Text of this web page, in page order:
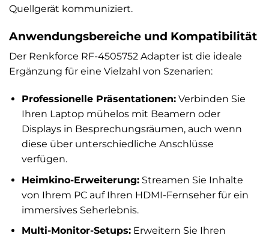
Quellgerät kommuniziert.
Anwendungsbereiche und Kompatibilität
Der Renkforce RF-4505752 Adapter ist die ideale
Ergänzung für eine Vielzahl von Szenarien:
Professionelle Präsentationen:Verbinden Sie
Ihren Laptop mühelos mit Beamern oder
Displays in Besprechungsräumen, auch wenn
diese über unterschiedliche Anschlüsse
verfügen.
Heimkino-Erweiterung:Streamen Sie Inhalte
von Ihrem PC auf Ihren HDMI-Fernseher für ein
immersives Seherlebnis.
Multi-Monitor-Setups:Erweitern Sie Ihren